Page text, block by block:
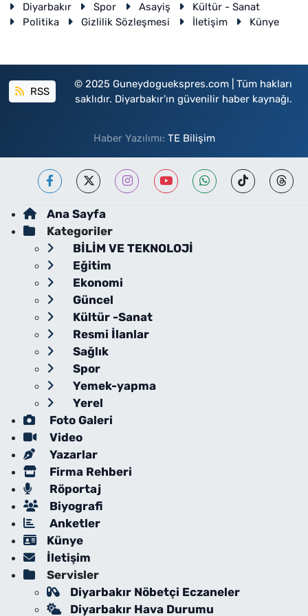
Diyarbakır Spor Asayiş
Kültür - Sanat
Politika
Gizlilik Sözleşmesi İletişim Künye
RSS
© 2025 Guneydoguekspres.com | Tüm hakları
saklıdır. Diyarbakır'ın güvenilir haber kaynağı.
Haber Yazılımı: TE Bilişim
Ana Sayfa
Kategoriler
BİLİM VE TEKNOLOJİ
Eğitim
Ekonomi
Güncel
Kültür -Sanat
Resmi İlanlar
Sağlık
Spor
Yemek-yapma
Yerel
Foto Galeri
Video
Yazarlar
Firma Rehberi
Röportaj
Biyografi
Anketler
Künye
İletişim
Servisler
Diyarbakır Nöbetçi Eczaneler
Diyarbakır Hava Durumu